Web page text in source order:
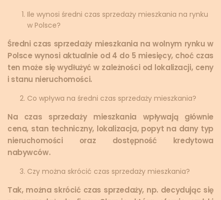
Ile wynosi średni czas sprzedaży mieszkania na rynku
w Polsce?
Średni czas sprzedaży mieszkania na wolnym rynku w
Polsce wynosi aktualnie od 4 do 5 miesięcy, choć czas
ten może się wydłużyć w zależności od lokalizacji, ceny
i stanu nieruchomości.
Co wpływa na średni czas sprzedaży mieszkania?
Na czas sprzedaży mieszkania wpływają głównie
cena, stan techniczny, lokalizacja, popyt na dany typ
nieruchomości oraz dostępność kredytowa
nabywców.
Czy można skrócić czas sprzedaży mieszkania?
Tak, można skrócić czas sprzedaży, np. decydując się